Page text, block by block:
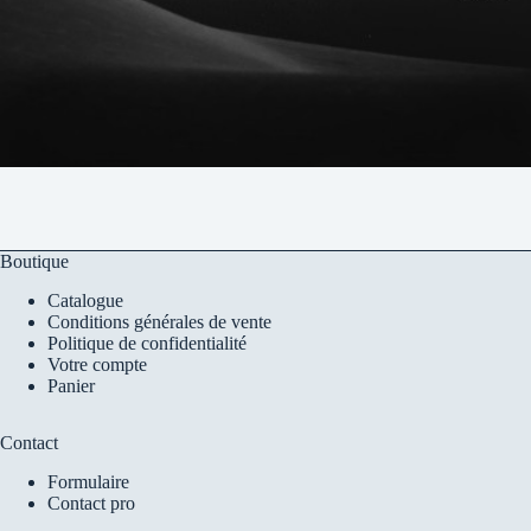
Boutique
Catalogue
Conditions générales de vente
Politique de confidentialité
Votre compte
Panier
Contact
Formulaire
Contact pro